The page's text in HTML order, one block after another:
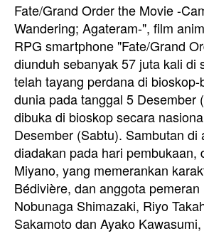
Fate/Grand Order the Movie -
Wandering; Agateram-", film
RPG smartphone "Fate/Grand
diunduh sebanyak 57 juta kali di
telah tayang perdana di
dunia pada tanggal 5 Desember
dibuka di bioskop secara
Desember (Sabtu). Sambutan di
diadakan pada hari pembukaan,
Miyano, yang memerankan
Bédivière, dan anggota
Nobunaga Shimazaki, Riyo
Sakamoto dan Ayako